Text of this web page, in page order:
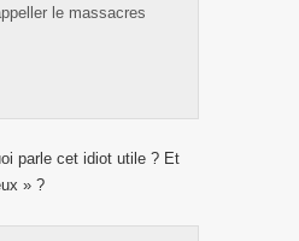
le massacres
parle cet idiot utile ? Et
» ?